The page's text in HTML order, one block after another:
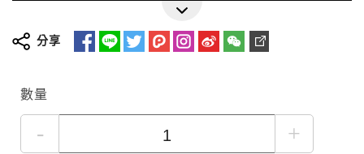
分享
數量
- +